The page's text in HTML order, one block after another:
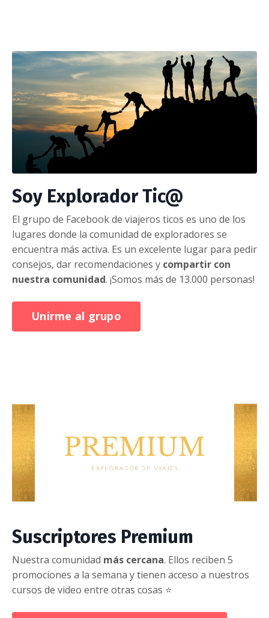
Soy Explorador Tic@
El grupo de Facebook de viajeros ticos es uno de los
lugares donde la comunidad de exploradores se
encuentra más activa. Es un excelente lugar para pedir
consejos, dar recomendaciones y compartir con
nuestra comunidad. ¡Somos más de 13.000 personas!
Unirme al grupo
Suscriptores Premium
Nuestra comunidad más cercana. Ellos reciben 5
promociones a la semana y tienen acceso a nuestros
cursos de video entre otras cosas ⭐